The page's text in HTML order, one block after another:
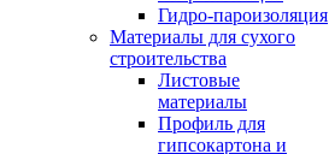
Гидро-пароизоляция
Материалы для сухого
строительства
Листовые
материалы
Профиль для
гипсокартона и